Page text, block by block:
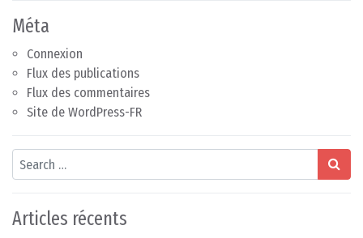
Méta
Connexion
Flux des publications
Flux des commentaires
Site de WordPress-FR
Search
Articles récents